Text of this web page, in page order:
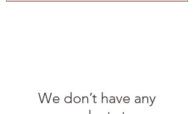
We don’t have any